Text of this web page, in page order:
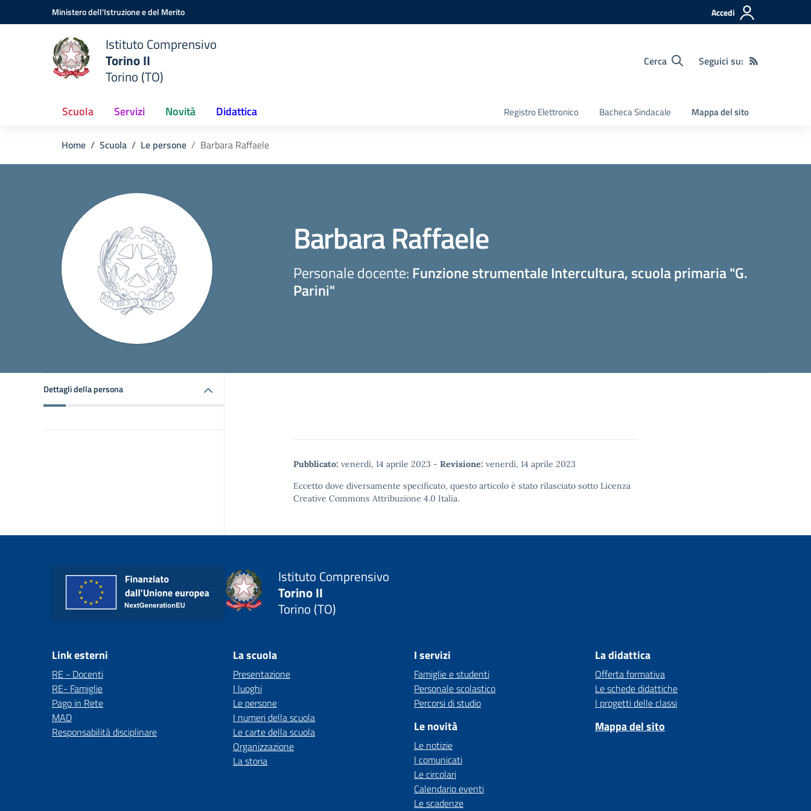
Vai ai contenuti
Vai al menu di navigazioneMinistero dell'Istruzione e del Merito Accedi
Istituto Comprensivo
Torino II
Torino (TO)
Cerca Seguici su:
Scuola Servizi Novità Didattica Registro Elettronico Bacheca Sindacale Mappa del sito
Home Scuola Le persone Barbara Raffaele
Barbara Raffaele
Personale docente: Funzione strumentale Intercultura, scuola primaria "G.
Parini"
Dettagli della persona
Pubblicato: venerdì, 14 aprile 2023 - Revisione: venerdì, 14 aprile 2023
Eccetto dove diversamente specificato, questo articolo è stato rilasciato sotto Licenza
Creative Commons Attribuzione 4.0 Italia.
Istituto Comprensivo
Torino II
Torino (TO)
Link esterni
RE - Docenti
RE- Famiglie
Pago in Rete
MAD
Responsabilità disciplinare
La scuola
Presentazione
I luoghi
Le persone
I numeri della scuola
Le carte della scuola
Organizzazione
La storia
I servizi
Famiglie e studenti
Personale scolastico
Percorsi di studio
Le novità
Le notizie
I comunicati
Le circolari
Calendario eventi
Le scadenze
La didattica
Offerta formativa
Le schede didattiche
I progetti delle classi
Mappa del sito